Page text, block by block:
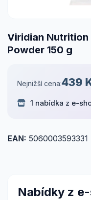
Viridian Nutrition
Powder 150 g
Nejnižší cena:439
1 nabídka z e-
EAN: 5060003593331
Nabídky z